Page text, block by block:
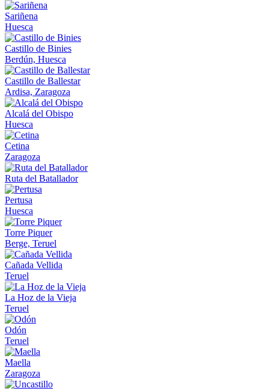
Sariñena
Huesca
Castillo de Binies
Berdún, Huesca
Castillo de Ballestar
Ardisa, Zaragoza
Alcalá del Obispo
Huesca
Cetina
Zaragoza
Ruta del Batallador
Pertusa
Huesca
Torre Piquer
Berge, Teruel
Cañada Vellida
Teruel
La Hoz de la Vieja
Teruel
Odón
Teruel
Maella
Zaragoza